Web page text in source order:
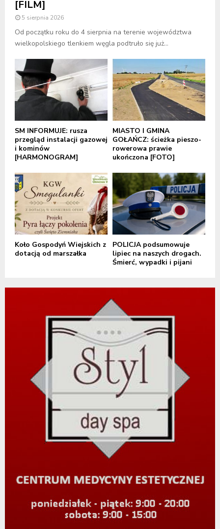
[FILM]
5 sierpnia 2026
Od początku roku do 4 sierpnia na terenie województwa
wielkopolskiego tlenkiem węgla podtruło się już...
SM INFORMUJE: rusza
przegląd instalacji gazowej
i kominów
[HARMONOGRAM]
MIASTO I GMINA
GOŁAŃCZ: ścieżka pieszo-
rowerowa prawie
ukończona [FOTO]
Koło Gospodyń Wiejskich z
dotacją od marszałka
POLICJA podsumowuje
lipiec na naszych drogach.
Śmierć, wypadki i pijani